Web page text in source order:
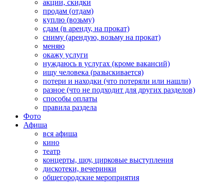
акции, скидки
продам (отдам)
куплю (возьму)
сдам (в аренду, на прокат)
сниму (арендую, возьму на прокат)
меняю
окажу услуги
нуждаюсь в услугах (кроме вакансий)
ищу человека (разыскивается)
потери и находки (что потеряли или нашли)
разное (что не подходит для других разделов)
способы оплаты
правила раздела
Фото
Афиша
вся афиша
кино
театр
концерты, шоу, цирковые выступления
дискотеки, вечеринки
общегородские мероприятия